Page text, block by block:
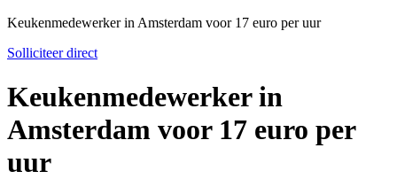
Keukenmedewerker in Amsterdam voor 17 euro per uur
Solliciteer direct
Keukenmedewerker in
Amsterdam voor 17 euro per
uur